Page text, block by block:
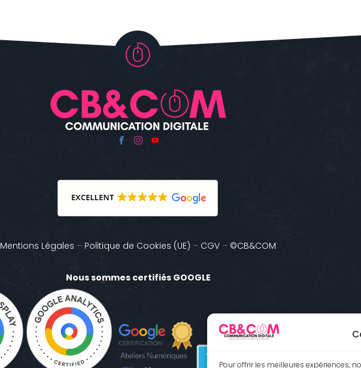
Pour offrir les meilleures expériences,
Mentions Légales – Politique de Cookies (UE) – CGV – ©CB&COM
Nous sommes certifiés GOOGLE